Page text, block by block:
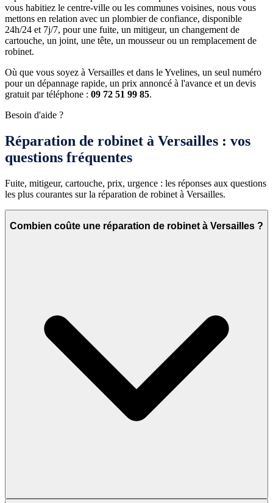
vous habitiez le centre-ville ou les communes voisines, nous vous
mettons en relation avec un plombier de confiance, disponible
24h/24 et 7j/7, pour une fuite, un mitigeur, un changement de
cartouche, un joint, une tête, un mousseur ou un remplacement de
robinet.
Où que vous soyez à Versailles et dans le Yvelines, un seul numéro
pour un dépannage rapide, un prix annoncé à l'avance et un devis
gratuit par téléphone : 09 72 51 99 85.
Besoin d'aide ?
Réparation de robinet à Versailles : vos
questions fréquentes
Fuite, mitigeur, cartouche, prix, urgence : les réponses aux questions
les plus courantes sur la réparation de robinet à Versailles.
Combien coûte une réparation de robinet à Versailles ?